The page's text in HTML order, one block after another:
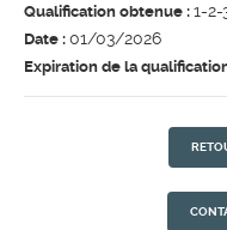
Qualification obtenue : 1-
Date : 01/03/2026
Expiration de la